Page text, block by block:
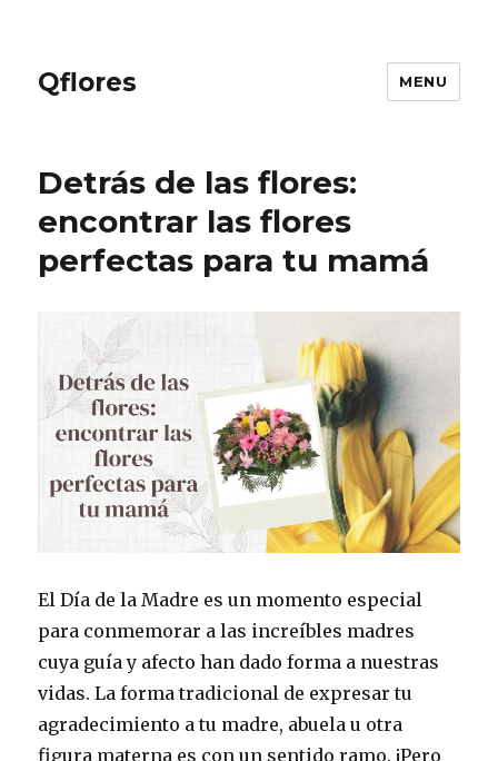
Qflores MENU
Detrás de las flores:
encontrar las flores
perfectas para tu mamá
El Día de la Madre es un momento especial
para conmemorar a las increíbles madres
cuya guía y afecto han dado forma a nuestras
vidas. La forma tradicional de expresar tu
agradecimiento a tu madre, abuela u otra
figura materna es con un sentido ramo. ¡Pero